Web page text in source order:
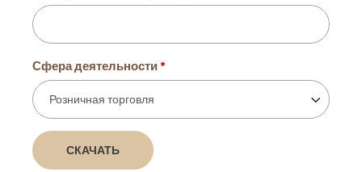
Сфера деятельности*
СКАЧАТЬ